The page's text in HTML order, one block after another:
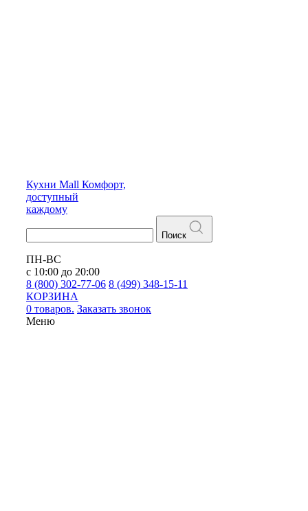
Кухни Mall Комфорт,
доступный
каждому
Поиск
ПН-ВС
с 10:00 до 20:00
8 (800) 302-77-06 8 (499) 348-15-11
КОРЗИНА
0 товаров. Заказать звонок
Меню